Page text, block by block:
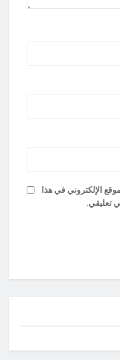
الإلكتروني في هذا
تعليقي.